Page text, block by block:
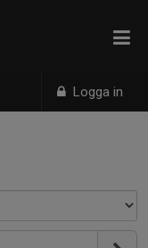
Logga in